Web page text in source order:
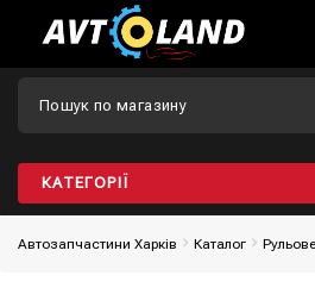
КАТЕГОРІЇ
Автозапчастини Харків Каталог